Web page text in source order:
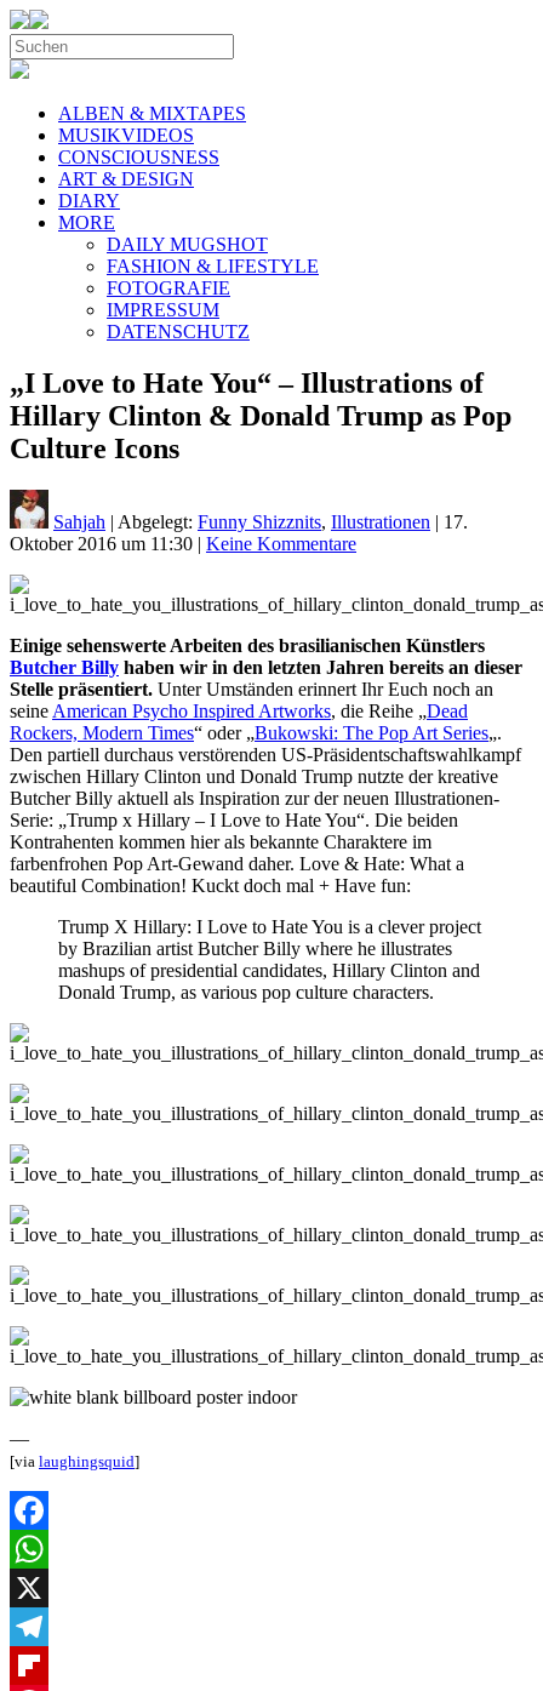
ALBEN & MIXTAPES
MUSIKVIDEOS
CONSCIOUSNESS
ART & DESIGN
DIARY
MORE
DAILY MUGSHOT
FASHION & LIFESTYLE
FOTOGRAFIE
IMPRESSUM
DATENSCHUTZ
„I Love to Hate You“ – Illustrations of
Hillary Clinton & Donald Trump as Pop
Culture Icons
Sahjah | Abgelegt: Funny Shizznits, Illustrationen | 17.
Oktober 2016 um 11:30 | Keine Kommentare
Einige sehenswerte Arbeiten des brasilianischen Künstlers
Butcher Billy haben wir in den letzten Jahren bereits an dieser
Stelle präsentiert. Unter Umständen erinnert Ihr Euch noch an
seine American Psycho Inspired Artworks, die Reihe „Dead
Rockers, Modern Times“ oder „Bukowski: The Pop Art Series„.
Den partiell durchaus verstörenden US-Präsidentschaftswahlkampf
zwischen Hillary Clinton und Donald Trump nutzte der kreative
Butcher Billy aktuell als Inspiration zur der neuen Illustrationen-
Serie: „Trump x Hillary – I Love to Hate You“. Die beiden
Kontrahenten kommen hier als bekannte Charaktere im
farbenfrohen Pop Art-Gewand daher. Love & Hate: What a
beautiful Combination! Kuckt doch mal + Have fun:
Trump X Hillary: I Love to Hate You is a clever project
by Brazilian artist Butcher Billy where he illustrates
mashups of presidential candidates, Hillary Clinton and
Donald Trump, as various pop culture characters.
—
[via laughingsquid]
Facebook
WhatsApp
X
Telegram